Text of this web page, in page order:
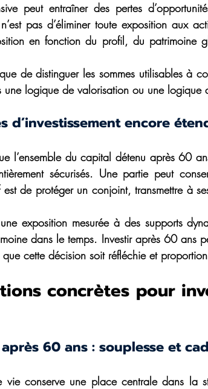
peut entraîner des pertes
pas d’éliminer toute exposition aux
en fonction du profil, du patrimoine
de distinguer les sommes utilisables à
une logique de valorisation ou une logique
d’investissement encore
l’ensemble du capital détenu après 60
sécurisés. Une partie peut
de protéger un conjoint, transmettre à
exposition mesurée à des supports
dans le temps. Investir après 60 ans
cette décision soit réfléchie et
concrètes pour
60 ans : souplesse et
vie conserve une place centrale dans la